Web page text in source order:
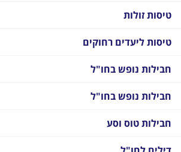
טיסות זולות
טיסות ליעדים רחוקים
חבילות נופש בחו"ל
חבילות נופש בחו"ל
חבילות טוס וסע